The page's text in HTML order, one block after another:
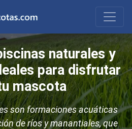
naturales y
para disfrutar
mascota
son formaciones acuáticas
de ríos y manantiales, que